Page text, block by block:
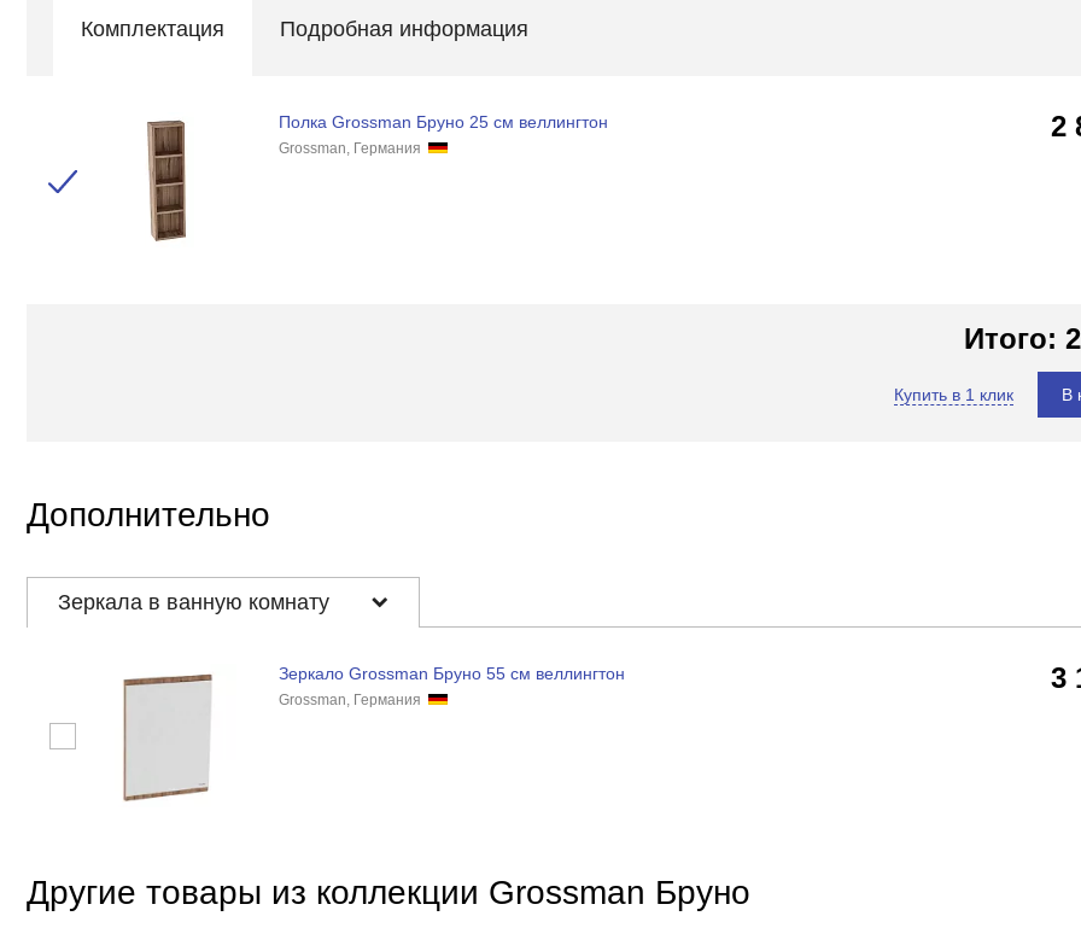
Комплектация Подробная информация
Полка Grossman Бруно 25 см веллингтон
Grossman, Германия
2
Итого:
Купить в 1 клик В
Дополнительно
Зеркала в ванную комнату
Зеркало Grossman Бруно 55 см веллингтон
Grossman, Германия
3
Другие товары из коллекции Grossman Бруно